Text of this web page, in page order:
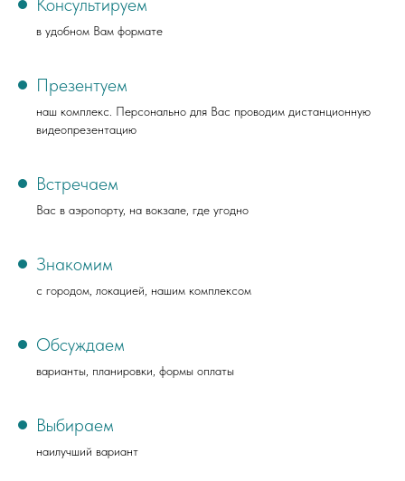
в удобном Вам формате
Презентуем
наш комплекс. Персонально для Вас проводим дистанционную
видеопрезентацию
Встречаем
Вас в аэропорту, на вокзале, где угодно
Знакомим
с городом, локацией, нашим комплексом
Обсуждаем
варианты, планировки, формы оплаты
Выбираем
наилучший вариант